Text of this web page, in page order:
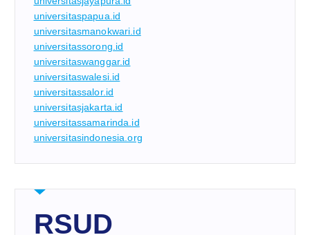
universitaspapua.id
universitasmanokwari.id
universitassorong.id
universitaswanggar.id
universitaswalesi.id
universitassalor.id
universitasjakarta.id
universitassamarinda.id
universitasindonesia.org
RSUD